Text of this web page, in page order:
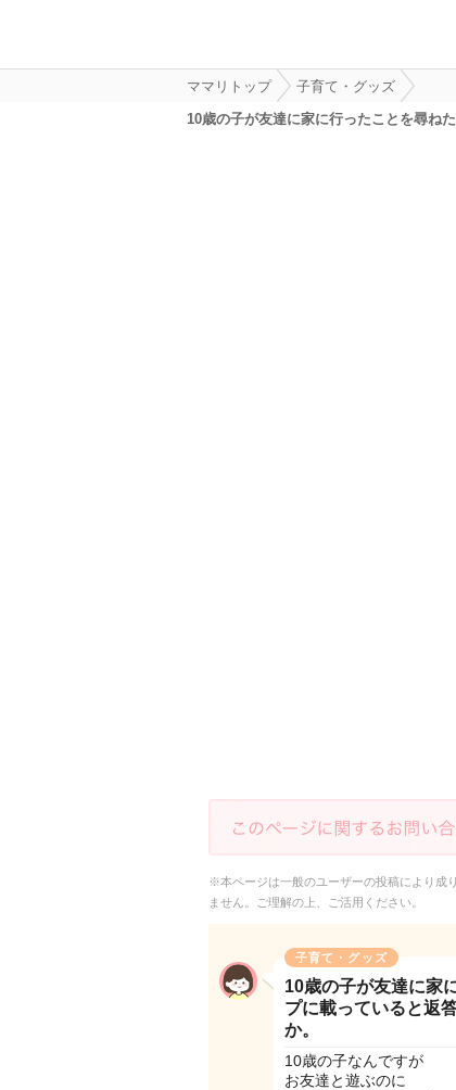
ママリトップ
子育て・グッズ
10歳の子が友達に家に行ったことを尋ね
※本ページは一般のユーザーの投稿により成
ません。ご理解の上、ご活用ください。
子育て・グッズ
10歳の子が友達に家
プに載っていると返
か。
10歳の子なんですが
お友達と遊ぶのに